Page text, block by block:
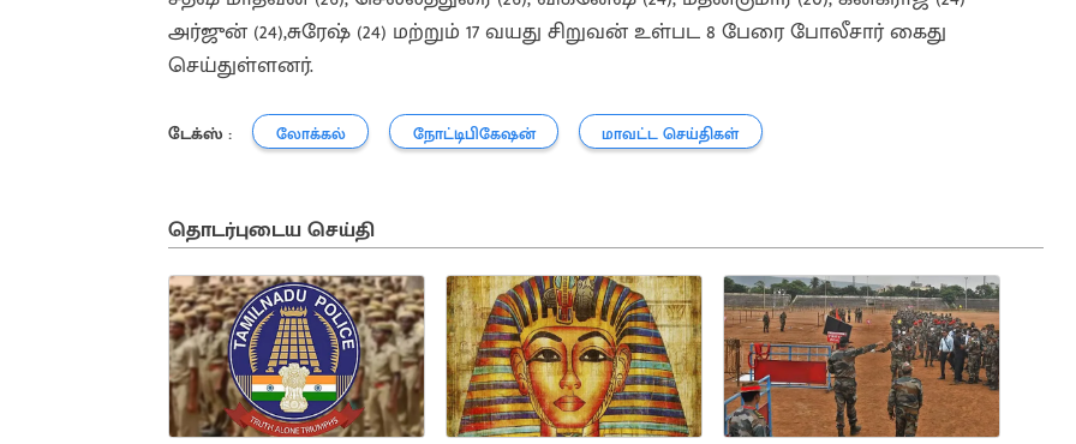
அர்ஜுன் (24),சுரேஷ் (24) மற்றும் 17 வயது சிறுவன் உள்பட 8 பேரை போலீசார் கைது
செய்துள்ளனர்.
டேக்ஸ் : லோக்கல் நோட்டிபிகேஷன் மாவட்ட செய்திகள்
தொடர்புடைய செய்தி